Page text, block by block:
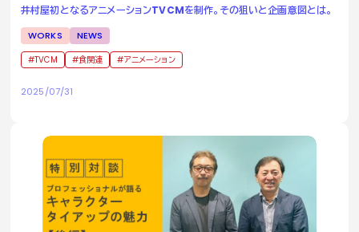
井村屋初となるアニメーションTVCMを制作。その狙いと企画意図とは。
WORKS NEWS
TVCM 食関連 アニメーション
2025/07/31